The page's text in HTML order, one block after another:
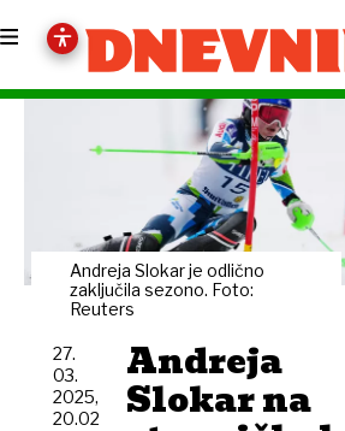
Andreja Slokar je odlično
zaključila sezono. Foto:
Reuters
Andreja
Slokar na
27.
03.
2025,
20.02